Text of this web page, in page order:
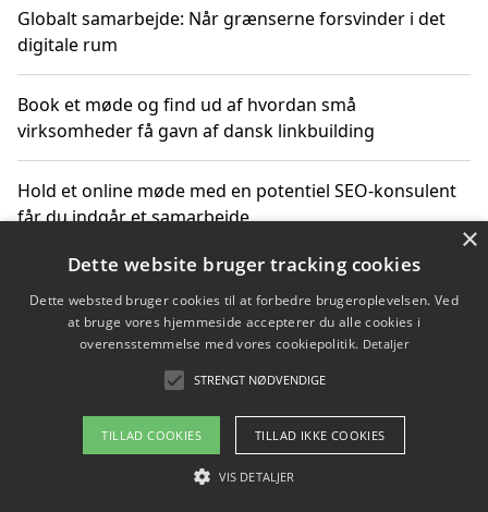
Globalt samarbejde: Når grænserne forsvinder i det
digitale rum
Book et møde og find ud af hvordan små
virksomheder få gavn af dansk linkbuilding
Hold et online møde med en potentiel SEO-konsulent
får du indgår et samarbejde
Hold et møde med en WordPress ekspert og vælg den
mest professionelle til at vedligeholde din løsning
Om / kontakt
Blog Betingelser
×
Dette website bruger tracking cookies
Dette websted bruger cookies til at forbedre brugeroplevelsen. Ved
at bruge vores hjemmeside accepterer du alle cookies i
overensstemmelse med vores cookiepolitik. Detaljer
STRENGT NØDVENDIGE
TILLAD COOKIES TILLAD IKKE COOKIES
VIS DETALJER